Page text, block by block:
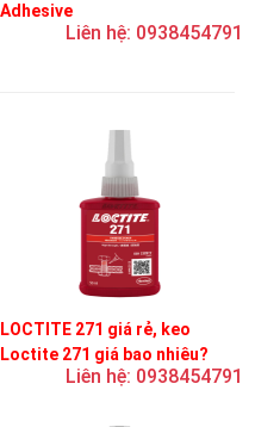
Adhesive
Liên hệ: 0938454791
LOCTITE 271 giá rẻ, keo
Loctite 271 giá bao nhiêu?
Liên hệ: 0938454791